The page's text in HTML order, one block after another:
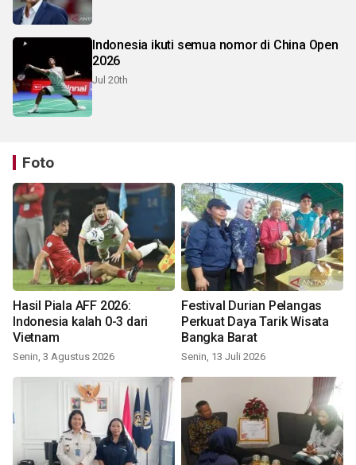
Indonesia ikuti semua nomor di China Open
2026
Jul 20th
Foto
Hasil Piala AFF 2026:
Indonesia kalah 0-3 dari
Vietnam
Senin, 3 Agustus 2026
Festival Durian Pelangas
Perkuat Daya Tarik Wisata
Bangka Barat
Senin, 13 Juli 2026